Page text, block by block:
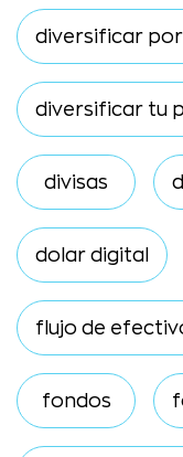
diversificar
diversificar tu
divisas
dolar digital
flujo de
fondos